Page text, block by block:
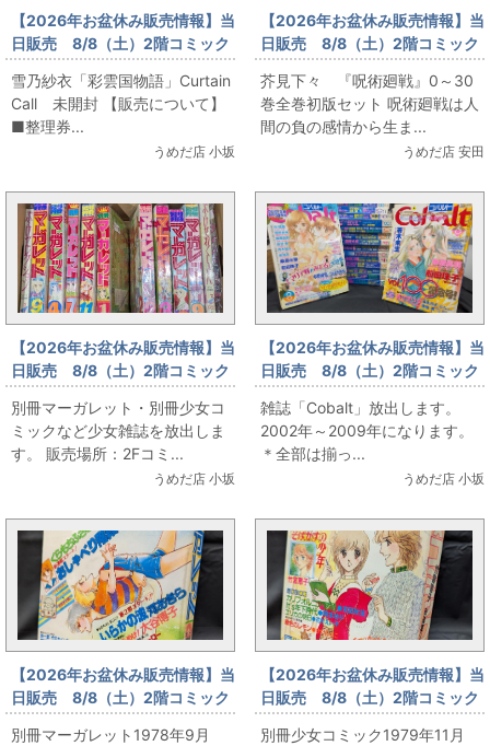
【2026年お盆休み販売情報】当
日販売 8/8（土）2階コミック
フロア 雪乃紗衣「彩雲国物
語」Curtain Call 未開封
雪乃紗衣「彩雲国物語」Curtain
Call 未開封 【販売について】
■整理券...
うめだ店 小坂
【2026年お盆休み販売情報】当
日販売 8/8（土）2階コミック
フロア 芥見下々 『呪術廻
戦』0～30巻全巻初版セット
芥見下々 『呪術廻戦』0～30
巻全巻初版セット 呪術廻戦は人
間の負の感情から生ま...
うめだ店 安田
【2026年お盆休み販売情報】当
日販売 8/8（土）2階コミック
フロア 別冊マーガレット・別
冊少女コミックなど少女雑誌放
出
別冊マーガレット・別冊少女コ
ミックなど少女雑誌を放出しま
す。 販売場所：2Fコミ...
うめだ店 小坂
【2026年お盆休み販売情報】当
日販売 8/8（土）2階コミック
フロア 雑誌「Cobalt」放出
雑誌「Cobalt」放出します。
2002年～2009年になります。
＊全部は揃っ...
うめだ店 小坂
【2026年お盆休み販売情報】当
日販売 8/8（土）2階コミック
フロア 別冊マーガレット1978
別冊マーガレット1978年9月
【2026年お盆休み販売情報】当
日販売 8/8（土）2階コミック
フロア 別冊少女コミック1979
別冊少女コミック1979年11月